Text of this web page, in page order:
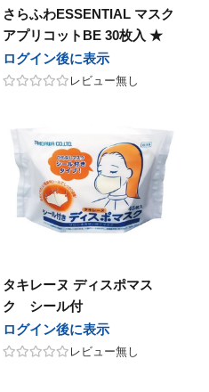
さらふわESSENTIAL マスク
アプリコットBE 30枚入 ★
ログイン後に表示
レビュー無し
タキレーヌ ディスポマス
ク シール付
ログイン後に表示
レビュー無し